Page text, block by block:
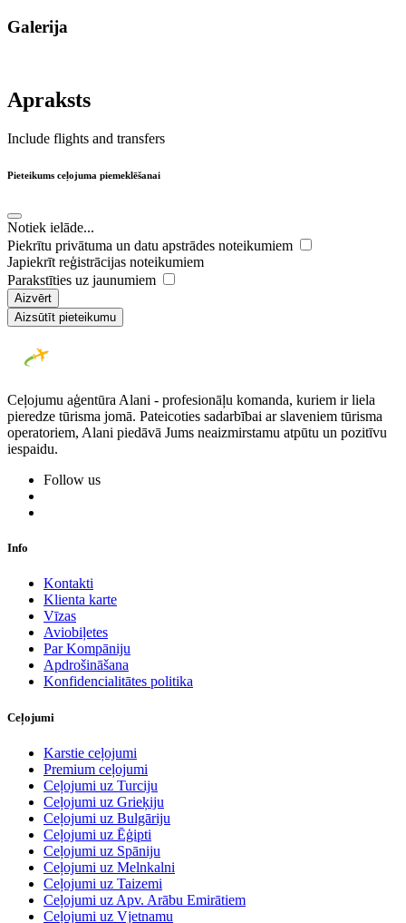
Galerija
Apraksts
Include flights and transfers
Pieteikums ceļojuma piemeklēšanai
Notiek ielāde...
Piekrītu privātuma un datu apstrādes noteikumiem
Japiekrīt reģistrācijas noteikumiem
Parakstīties uz jaunumiem
Aizvērt
Aizsūtīt pieteikumu
Ceļojumu aģentūra Alani - profesionāļu komanda, kuriem ir liela
pieredze tūrisma jomā. Pateicoties sadarbībai ar slaveniem tūrisma
operatoriem, Alani piedāvā Jums neaizmirstamu atpūtu un pozitīvu
iespaidu.
Follow us
Info
Kontakti
Klienta karte
Vīzas
Aviobiļetes
Par Kompāniju
Apdrošināšana
Konfidencialitātes politika
Ceļojumi
Karstie ceļojumi
Premium ceļojumi
Ceļojumi uz Turciju
Ceļojumi uz Grieķiju
Ceļojumi uz Bulgāriju
Ceļojumi uz Ēģipti
Ceļojumi uz Spāniju
Ceļojumi uz Melnkalni
Ceļojumi uz Taizemi
Ceļojumi uz Apv. Arābu Emirātiem
Ceļojumi uz Vjetnamu